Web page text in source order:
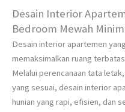
Desain Interior
Bedroom Mewah
Desain interior apartemen
memaksimalkan ruang
Melalui perencanaan tata
yang sesuai, desain interior
hunian yang rapi, efisien, dan